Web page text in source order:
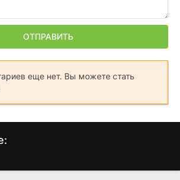
ОТПРАВИТЬ
еще нет. Вы можете стать
Смертельная битва: